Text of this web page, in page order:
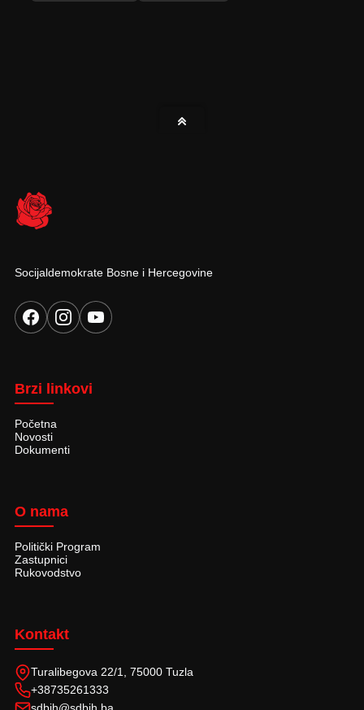
Socijaldemokrate Bosne i Hercegovine
Brzi linkovi
Početna
Novosti
Dokumenti
O nama
Politički Program
Zastupnici
Rukovodstvo
Kontakt
Turalibegova 22/1, 75000 Tuzla
+38735261333